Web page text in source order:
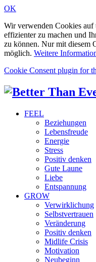
OK
Wir verwenden Cookies auf
effizienter zu machen und
zu können. Nur mit diesem
möglich. Weitere
Cookie Consent plugin for
FEEL
Beziehungen
Lebensfreude
Energie
Stress
Positiv denken
Gute Laune
Liebe
Entspannung
GROW
Verwirklichung
Selbstvertrauen
Veränderung
Positiv denken
Midlife Crisis
Motivation
Neubeginn